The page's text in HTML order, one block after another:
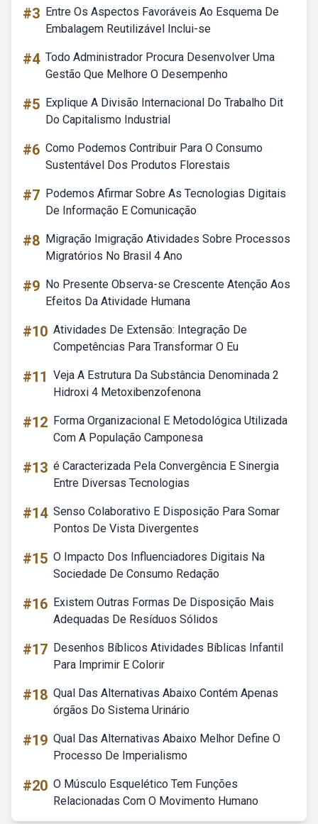
#3 Entre Os Aspectos Favoráveis Ao Esquema De
Embalagem Reutilizável Inclui-se
#4 Todo Administrador Procura Desenvolver Uma
Gestão Que Melhore O Desempenho
#5 Explique A Divisão Internacional Do Trabalho Dit
Do Capitalismo Industrial
#6 Como Podemos Contribuir Para O Consumo
Sustentável Dos Produtos Florestais
#7 Podemos Afirmar Sobre As Tecnologias Digitais
De Informação E Comunicação
#8 Migração Imigração Atividades Sobre Processos
Migratórios No Brasil 4 Ano
#9 No Presente Observa-se Crescente Atenção Aos
Efeitos Da Atividade Humana
#10 Atividades De Extensão: Integração De
Competências Para Transformar O Eu
#11 Veja A Estrutura Da Substância Denominada 2
Hidroxi 4 Metoxibenzofenona
#12 Forma Organizacional E Metodológica Utilizada
Com A População Camponesa
#13 é Caracterizada Pela Convergência E Sinergia
Entre Diversas Tecnologias
#14 Senso Colaborativo E Disposição Para Somar
Pontos De Vista Divergentes
#15 O Impacto Dos Influenciadores Digitais Na
Sociedade De Consumo Redação
#16 Existem Outras Formas De Disposição Mais
Adequadas De Resíduos Sólidos
#17 Desenhos Bíblicos Atividades Bíblicas Infantil
Para Imprimir E Colorir
#18 Qual Das Alternativas Abaixo Contém Apenas
órgãos Do Sistema Urinário
#19 Qual Das Alternativas Abaixo Melhor Define O
Processo De Imperialismo
#20 O Músculo Esquelético Tem Funções
Relacionadas Com O Movimento Humano